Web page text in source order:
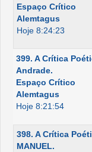
Espaço Crítico
Alemtagus
Hoje 8:24:23
399. A Crítica
Andrade.
Espaço Crítico
Alemtagus
Hoje 8:21:54
398. A Crítica
MANUEL.